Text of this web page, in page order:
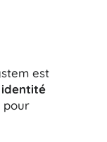
est
pour